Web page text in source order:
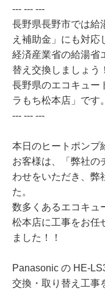
--- --- ---
長野県長野市では給
え補助金」にも対応
経済産業省の給湯省
替え交換しましょう
長野県のエコキュー
ラもち松本店」です。
--- --- ---
本日のヒートポンプ
お客様は、「弊社の
わせをいただき、弊
た。
数多くあるエコキュ
松本店に工事をお任
ました！！
Panasonic の HE-
交換・取り替え工事